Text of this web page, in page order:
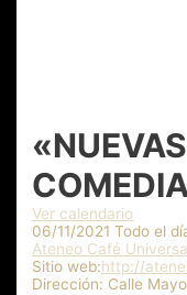
Ver calendario
06/11/2021 Todo el
Ateneo Café
Sitio web:http://
Dirección: Calle